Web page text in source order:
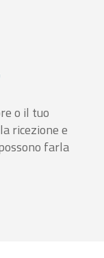
o il tuo
ricezione e
farla